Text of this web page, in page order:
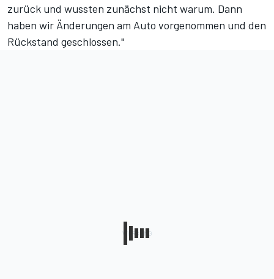
zurück und wussten zunächst nicht warum. Dann
haben wir Änderungen am Auto vorgenommen und den
Rückstand geschlossen."